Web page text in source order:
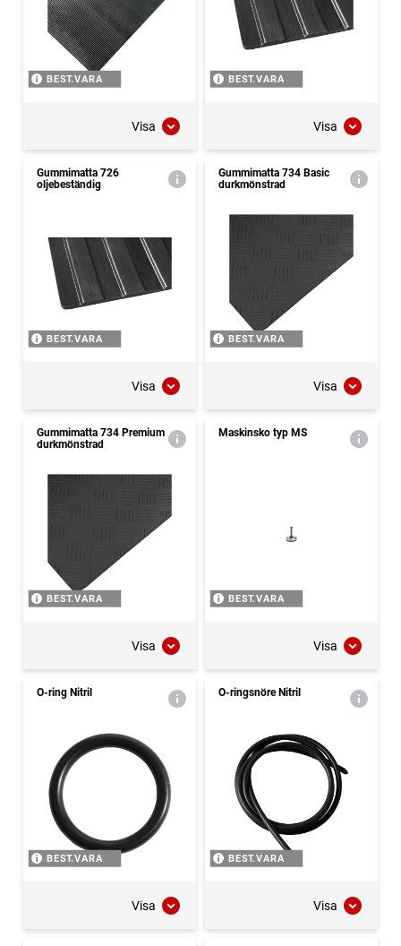
BEST.VARA
Visa
BEST.VARA
Visa
Gummimatta 726
oljebeständig
BEST.VARA
Visa
Gummimatta 734 Basic
durkmönstrad
BEST.VARA
Visa
Gummimatta 734 Premium
durkmönstrad
BEST.VARA
Visa
Maskinsko typ MS
BEST.VARA
Visa
O-ring Nitril
BEST.VARA
Visa
O-ringsnöre Nitril
BEST.VARA
Visa